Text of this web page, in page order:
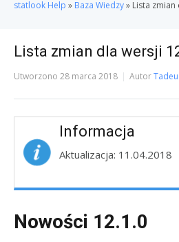
statlook Help » Baza Wiedzy» Lista zmian
Lista zmian dla wersji
Utworzono 28 marca 2018 Autor
Informacja
Aktualizacja: 11.04.2018
Nowości 12.1.0